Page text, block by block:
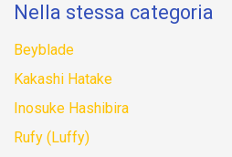
Nella stessa categoria
Beyblade
Kakashi Hatake
Inosuke Hashibira
Rufy (Luffy)